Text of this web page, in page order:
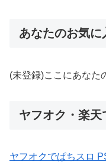
あなたのお気に
(未登録)ここにあなた
ヤフオク・楽天
ヤフオクでぱちスロ